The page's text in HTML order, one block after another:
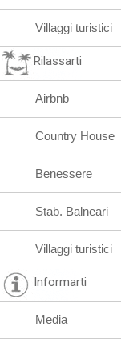
Villaggi turistici
Rilassarti
Airbnb
Country House
Benessere
Stab. Balneari
Villaggi turistici
Informarti
Media